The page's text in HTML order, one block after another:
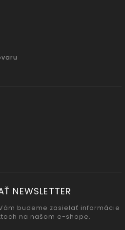
NEWSLETTER
budeme zasielať informácie
na našom e-shope.